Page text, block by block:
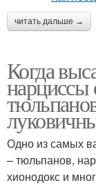
читать дальше →
Когда
нарциссы
Одно из самых
– тюльпанов,
хионодокс и